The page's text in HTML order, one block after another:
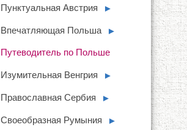
Пунктуальная Австрия ►
Впечатляющая Польша ►
Путеводитель по Польше
Изумительная Венгрия ►
Православная Сербия ►
Своеобразная Румыния ►